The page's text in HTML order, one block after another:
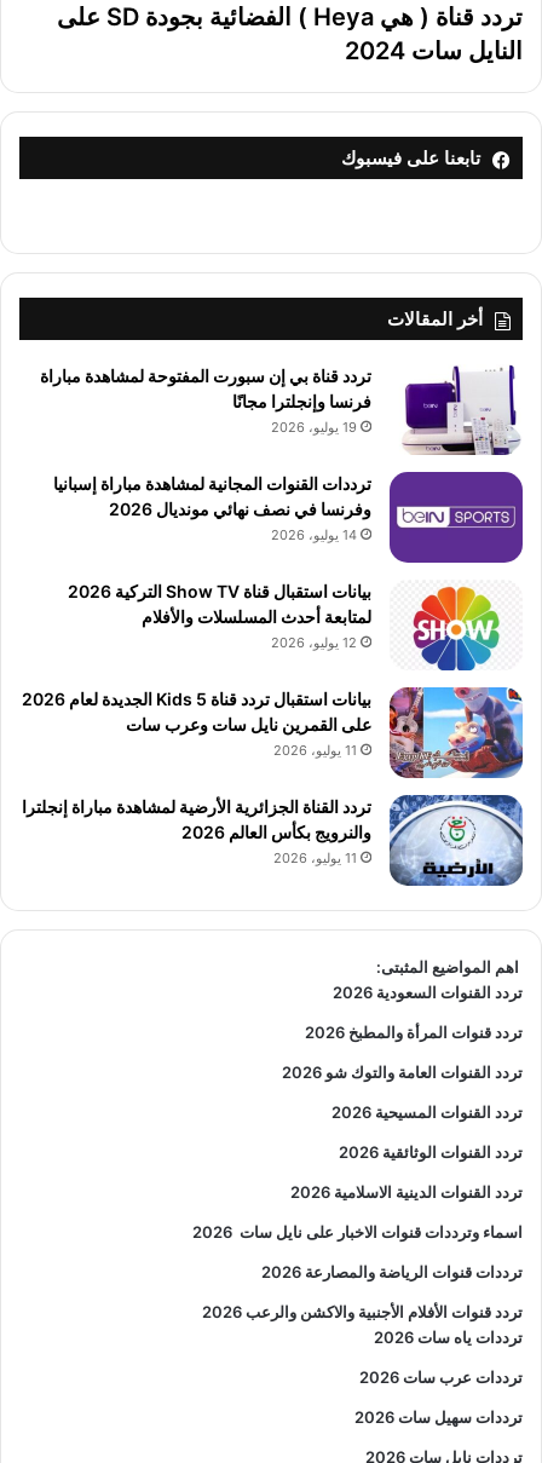
تردد قناة ( هي Heya ) الفضائية بجودة SD على
النايل سات 2024
تابعنا على فيسبوك
أخر المقالات
تردد قناة بي إن سبورت المفتوحة لمشاهدة مباراة
فرنسا وإنجلترا مجانًا
19 يوليو، 2026
ترددات القنوات المجانية لمشاهدة مباراة إسبانيا
وفرنسا في نصف نهائي مونديال 2026
14 يوليو، 2026
بيانات استقبال قناة Show TV التركية 2026
لمتابعة أحدث المسلسلات والأفلام
12 يوليو، 2026
بيانات استقبال تردد قناة 5 Kids الجديدة لعام 2026
على القمرين نايل سات وعرب سات
11 يوليو، 2026
تردد القناة الجزائرية الأرضية لمشاهدة مباراة إنجلترا
والنرويج بكأس العالم 2026
11 يوليو، 2026
اهم المواضيع المثبتى:
تردد القنوات السعودية 2026
تردد قنوات المرأة والمطبخ 2026
تردد القنوات العامة والتوك شو 2026
تردد القنوات المسيحية 2026
تردد القنوات الوثائقية 2026
تردد القنوات الدينية الاسلامية 2026
اسماء وترددات قنوات الاخبار على نايل سات 2026
ترددات قنوات الرياضة والمصارعة 2026
تردد قنوات الأفلام الأجنبية والاكشن والرعب2026
ترددات ياه سات 2026
ترددات عرب سات 2026
ترددات سهيل سات 2026
ترددات نايل سات 2026